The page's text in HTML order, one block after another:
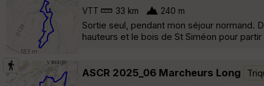
VTT 33 km 240 m
Sortie seul, pendant mon séjour normand.
hauteurs et le bois de St Siméon pour
ASCR 2025_06 Marcheurs Long